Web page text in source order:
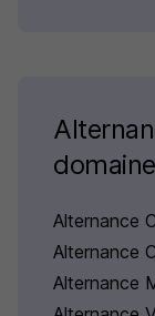
Alternance
Alternance
Alternance